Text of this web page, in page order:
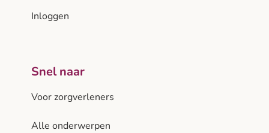
Inloggen
Snel naar
Voor zorgverleners
Alle onderwerpen